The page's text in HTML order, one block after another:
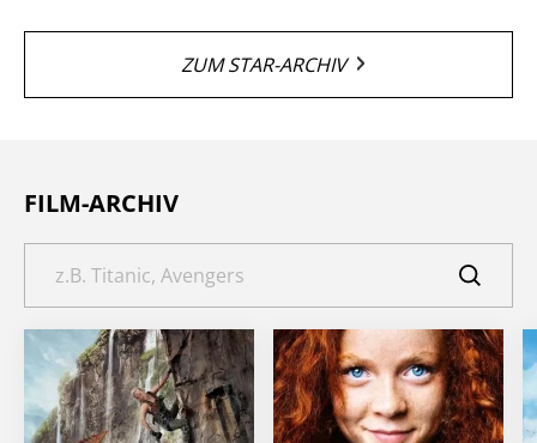
ZUM STAR-ARCHIV
FILM-ARCHIV